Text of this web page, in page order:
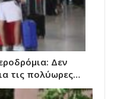
Δεν
τις πολύωρες…